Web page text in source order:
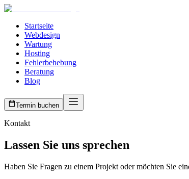
Startseite
Webdesign
Wartung
Hosting
Fehlerbehebung
Beratung
Blog
Termin buchen
Kontakt
Lassen Sie uns sprechen
Haben Sie Fragen zu einem Projekt oder möchten Sie